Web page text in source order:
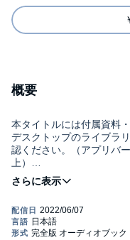
概要
本タイトルには付属資料
デスクトップのライブラ
認ください。（アプリバ
上）
投資で真に大切なものとは
それとも……